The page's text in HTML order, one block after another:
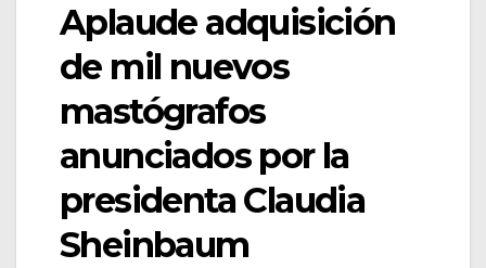
Aplaude adquisición
de mil nuevos
mastógrafos
anunciados por la
presidenta Claudia
Sheinbaum